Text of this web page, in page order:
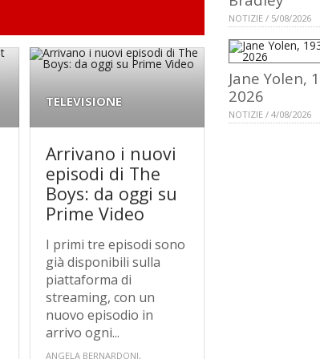
TELEVISIONE
Arrivano i nuovi
episodi di The
Boys: da oggi su
Prime Video
I primi tre episodi sono
già disponibili sulla
piattaforma di
streaming, con un
nuovo episodio in
arrivo ogni...
ANGELA BERNARDONI,
NOTIZIE / 5/08/2026
Jane Yolen,
2026
NOTIZIE / 4/08/2026